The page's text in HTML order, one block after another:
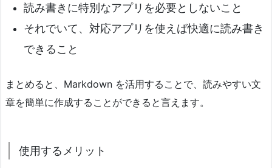
読み書きに特別なアプリを必要としないこと
それでいて、対応アプリを使えば快適に読み書き
できること
まとめると、Markdown を活用することで、読みやすい文
章を簡単に作成することができると言えます。
使用するメリット